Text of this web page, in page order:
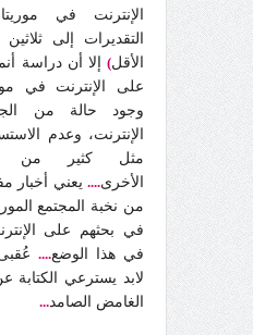
الإنترنت في
التقديرات إلى
الأقل) إلا أن دراسة
على الإنترنت في
وجود حالة من
الإنترنت، وعدم
مثل كثير من
الأخرى.... يعني أخبار
من نخبة المجتمع
في بحثهم على
في هذا الوضع....
لابد يسترعي الكتابة
الغامض الصامد...